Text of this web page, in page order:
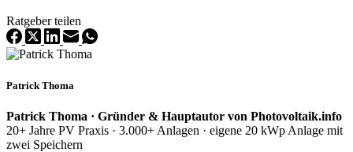
Ratgeber teilen
Patrick Thoma
Patrick Thoma · Gründer & Hauptautor von Photovoltaik.info
20+ Jahre PV Praxis · 3.000+ Anlagen · eigene 20 kWp Anlage mit
zwei Speichern